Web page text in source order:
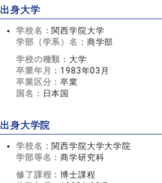
出身大学
学校名： 関西学院大学
学部（学系）名： 商学部
学校の種類： 大学
卒業年月： 1983年03月
卒業区分：卒業
国名： 日本国
出身大学院
学校名： 関西学院大学大学院
学部等名：商学研究科
修了課程：博士課程